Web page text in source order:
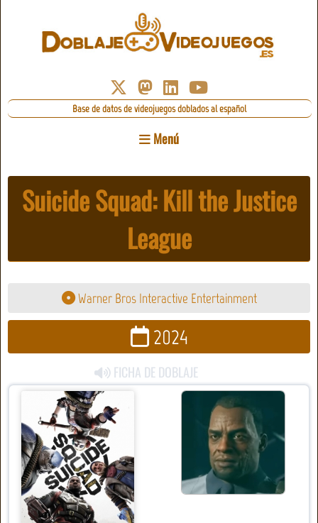
Base de datos de videojuegos doblados al español
Menú
Suicide Squad: Kill the Justice
League
Warner Bros Interactive Entertainment
2024
FICHA DE DOBLAJE